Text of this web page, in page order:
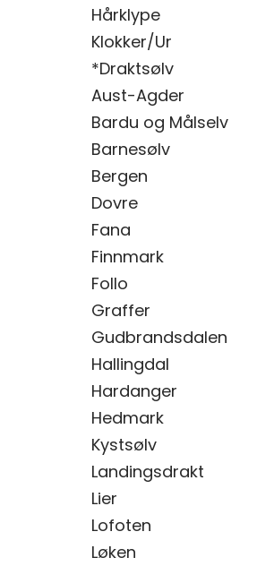
Hårklype
Klokker/Ur
*Draktsølv
Aust-Agder
Bardu og Målselv
Barnesølv
Bergen
Dovre
Fana
Finnmark
Follo
Graffer
Gudbrandsdalen
Hallingdal
Hardanger
Hedmark
Kystsølv
Landingsdrakt
Lier
Lofoten
Løken